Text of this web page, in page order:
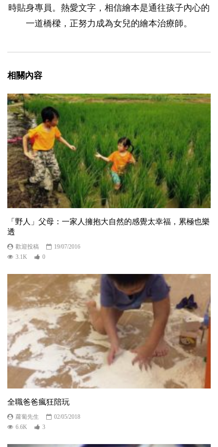
時貼身專員。熱愛文字，相信繪本是通往孩子內心的
一道橋樑，正努力成為女兒的繪本治療師。
相關內容
「野人」父母：一家人擁抱大自然的感覺太幸福，累極也樂
透
歡迎投稿
19/07/2016
3.1K
0
全職爸爸瘋狂陪玩
蘿蔔先生
02/05/2018
6.6K
3